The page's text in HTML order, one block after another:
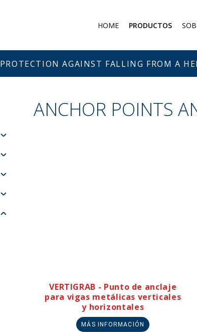
HOME PRODUCTOS
Máscara de
Protection
a height
PROTECTION AGAINST FALLING FROM A
ANCHOR POINTS
VERTIGRAB - Punto de anclaje
para vigas metálicas verticales
y horizontales
MÁS INFORMACIÓN